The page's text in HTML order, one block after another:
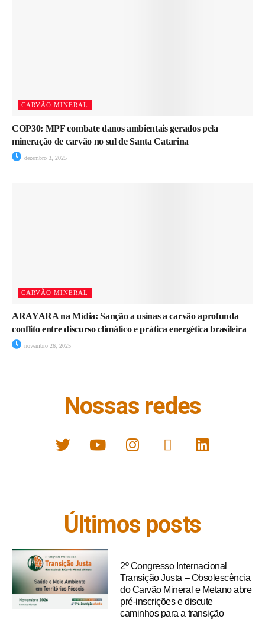
CARVÃO MINERAL
COP30: MPF combate danos ambientais gerados pela
mineração de carvão no sul de Santa Catarina
dezembro 3, 2025
CARVÃO MINERAL
ARAYARA na Mídia: Sanção a usinas a carvão aprofunda
conflito entre discurso climático e prática energética brasileira
novembro 26, 2025
Nossas redes
Últimos posts
2º Congresso Internacional
Transição Justa – Obsolescência
do Carvão Mineral e Metano abre
pré-inscrições e discute
caminhos para a transição